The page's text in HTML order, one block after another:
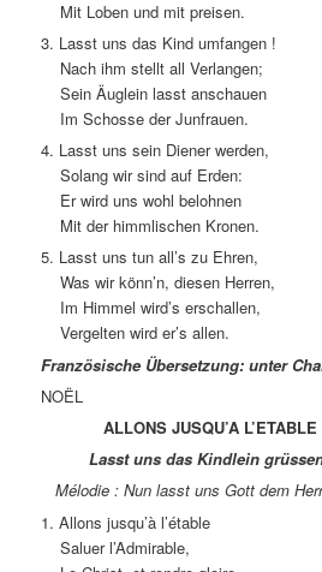
Mit Loben und mit preisen.
3. Lasst uns das Kind umfangen !
Nach ihm stellt all Verlangen;
Sein Äuglein lasst anschauen
Im Schosse der Junfrauen.
4. Lasst uns sein Diener werden,
Solang wir sind auf Erden:
Er wird uns wohl belohnen
Mit der himmlischen Kronen.
5. Lasst uns tun all’s zu Ehren,
Was wir könn’n, diesen Herren,
Im Himmel wird’s erschallen,
Vergelten wird er’s allen.
Französische Übersetzung: unter
NOËL
ALLONS JUSQU’A L’ETABLE
Lasst uns das Kindlein
Mélodie : Nun lasst uns Gott dem
1. Allons jusqu’à l’étable
Saluer l’Admirable,